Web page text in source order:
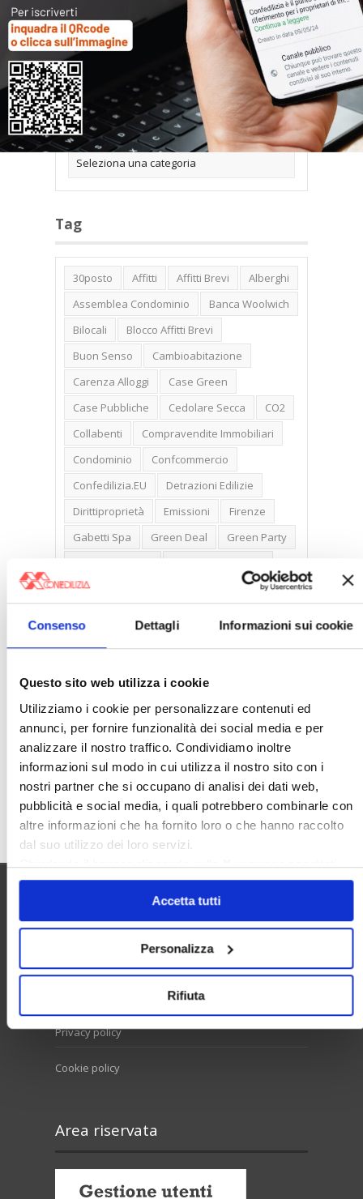
Consenso Dettagli Informazioni sui cookie
Questo sito web utilizza i cookie
Utilizziamo i cookie per personalizzare contenuti ed
annunci, per fornire funzionalità dei social media e per
analizzare il nostro traffico. Condividiamo inoltre
informazioni sul modo in cui utilizza il nostro sito con i
nostri partner che si occupano di analisi dei dati web,
pubblicità e social media, i quali potrebbero combinarle con
altre informazioni che ha fornito loro o che hanno raccolto
dal suo utilizzo dei loro servizi.
Chiudendo il banner cliccando sullaXverranno accettati
solo i cookie necessari.
Accetta tutti
Personalizza
Rifiuta
Categorie
Tag
30posto Affitti Affitti Brevi
Alberghi
Assemblea Condominio
Banca Woolwich
Bilocali
Blocco Affitti Brevi
Buon Senso
Cambioabitazione
Carenza Alloggi
Case Green
Case Pubbliche
Cedolare Secca
CO2
Collabenti
Compravendite Immobiliari
Condominio
Confcommercio
Confedilizia.EU
Detrazioni Edilizie
Dirittiproprietà
Emissioni
Firenze
Gabetti Spa
Green Deal
Green Party
Libero Mercato
New York
Trasferimenti
Valore Case
Cerca
Privacy policy
Cookie policy
Area riservata